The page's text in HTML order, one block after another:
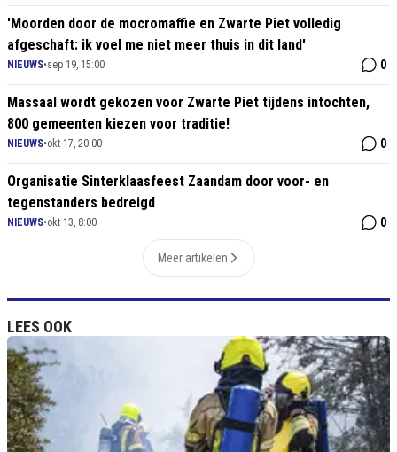
'Moorden door de mocromaffie en Zwarte Piet volledig
afgeschaft: ik voel me niet meer thuis in dit land'
NIEUWS•sep 19, 15:00 0
Massaal wordt gekozen voor Zwarte Piet tijdens intochten,
800 gemeenten kiezen voor traditie!
NIEUWS•okt 17, 20:00 0
Organisatie Sinterklaasfeest Zaandam door voor- en
tegenstanders bedreigd
NIEUWS•okt 13, 8:00 0
Meer artikelen
LEES OOK